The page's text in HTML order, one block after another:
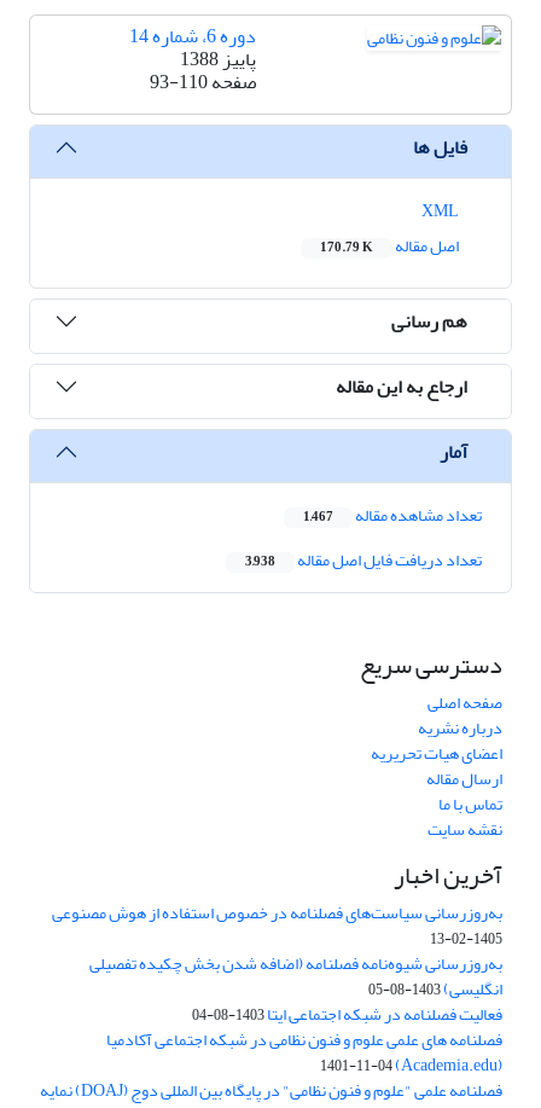
دوره 6، شماره 14
پاییز 1388
صفحه93-110
فایل ها
اصل مقاله
170.79 K
هم رسانی
ارجاع به این مقاله
آمار
تعداد مشاهده مقاله 1,467
تعداد دریافت فایل اصل مقاله 3,938
دسترسی سریع
صفحه اصلی
درباره نشریه
اعضای هیات تحریریه
ارسال مقاله
تماس با ما
نقشه سایت
آخرین اخبار
به‌روزرسانی سیاست‌های فصلنامه در خصوص استفاده از هوش مصنوعی
1405-02-13
به‌روزرسانی شیوه‌نامه فصلنامه (اضافه شدن بخش چکیده تفصیلی
انگلیسی)1403-08-05
فعالیت فصلنامه در شبکه اجتماعی ایتا1403-08-04
فصلنامه های علمی علوم و فنون نظامی در شبکه اجتماعی آکادمیا
(Academia.edu)
1401-11-04
فصلنامه علمی "علوم و فنون نظامی" در پایگاه بین المللی دوج (DOAJ) نمایه